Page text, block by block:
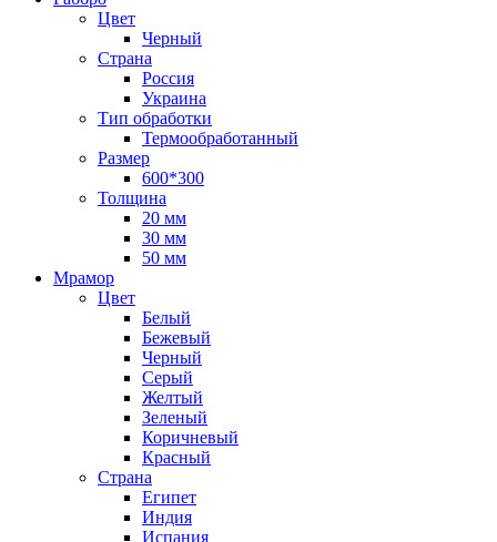
Цвет
Черный
Страна
Россия
Украина
Тип обработки
Термообработанный
Размер
600*300
Толщина
20 мм
30 мм
50 мм
Мрамор
Цвет
Белый
Бежевый
Черный
Серый
Желтый
Зеленый
Коричневый
Красный
Страна
Египет
Индия
Испания